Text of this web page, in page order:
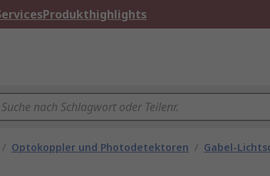
Produkthighlights
/ Optokoppler und Photodetektoren / Gabel-